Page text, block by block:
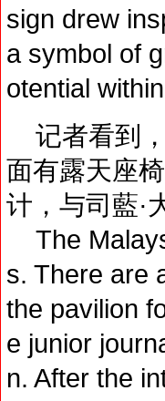
sign drew
a symbol of
otential
记者看到，
面有露天座
计，与司藍·
The
s. There are
the pavilion
e junior
n. After the